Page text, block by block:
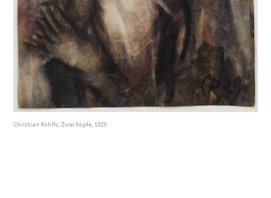
Christian Rohlfs, Zwei Köpfe, 1929